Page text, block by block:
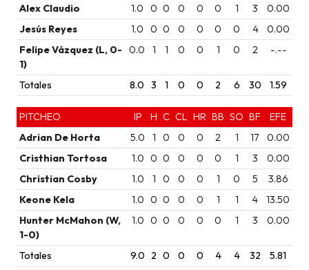
Alex Claudio
1.0 0 0 0 0 0 1 3
0.00
Jesús Reyes
1.0 0 0 0 0 0 0 4
0.00
Felipe Vázquez (L, 0-
1)
0.0 1 1 0 0 1 0 2 -.--
Totales 8.0 3 1 0 0 2 6 30 1.59
PITCHEO IP H C CL HR BB SO BF
EFE
Adrian De Horta
5.0 1 0 0 0 2 1 17
0.00
Cristhian Tortosa
1.0 0 0 0 0 0 1 3
0.00
Christian Cosby
1.0 1 0 0 0 1 0 5
3.86
Keone Kela
1.0 0 0 0 0 1 1 4
13.50
Hunter McMahon (W,
1-0)
1.0 0 0 0 0 0 1 3 0.00
Totales 9.0 2 0 0 0 4 4 32 5.81